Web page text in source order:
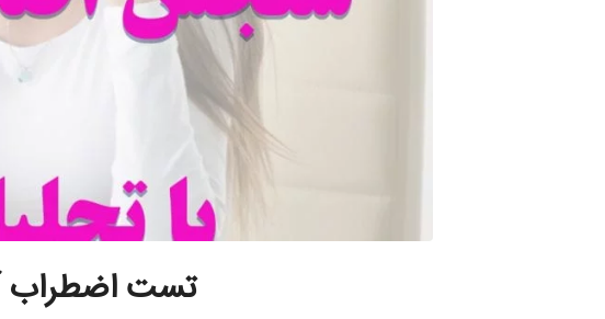
تست اضطراب